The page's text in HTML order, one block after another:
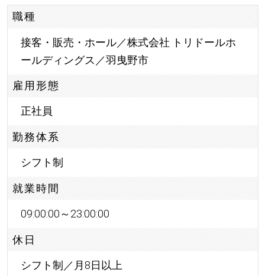
職種
接客・販売・ホール／株式会社 トリドールホ
ールディングス／羽曳野市
雇用形態
正社員
勤務体系
シフト制
就業時間
09:00:00～23:00:00
休日
シフト制／月8日以上